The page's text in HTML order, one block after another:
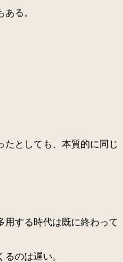
る。
としても、本質的に同じ
する時代は既に終わって
のは遅い。